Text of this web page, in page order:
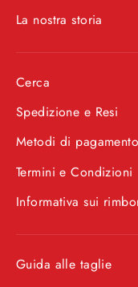
La nostra storia
Cerca
Spedizione e Resi
Metodi di pagamento
Termini e Condizioni
Informativa sui
Guida alle taglie